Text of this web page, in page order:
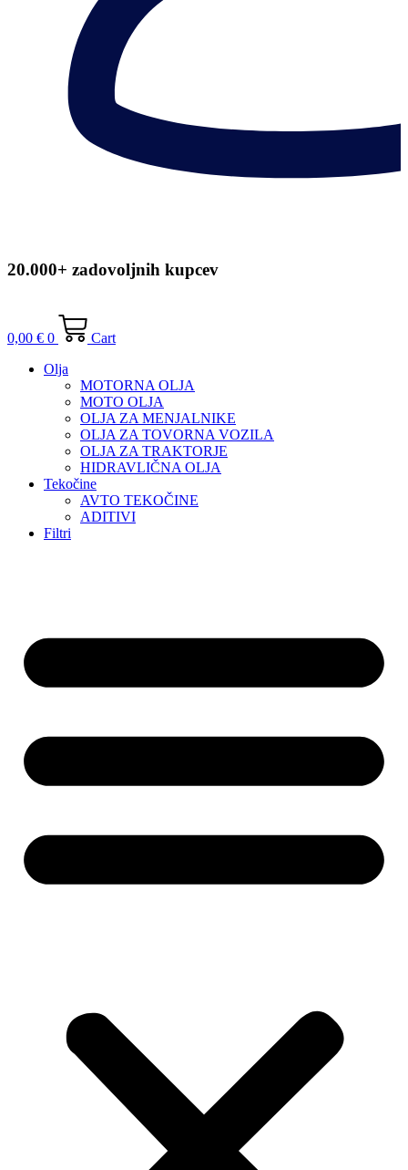
20.000+ zadovoljnih kupcev
0,00 € 0
Cart
Olja
MOTORNA OLJA
MOTO OLJA
OLJA ZA MENJALNIKE
OLJA ZA TOVORNA VOZILA
OLJA ZA TRAKTORJE
HIDRAVLIČNA OLJA
Tekočine
AVTO TEKOČINE
ADITIVI
Filtri